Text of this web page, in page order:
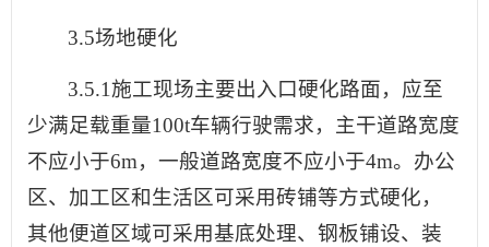
3.5场地硬化
3.5.1施工现场主要出入口硬化路面，应至
少满足载重量100t车辆行驶需求，主干道路宽度
不应小于6m，一般道路宽度不应小于4m。办公
区、加工区和生活区可采用砖铺等方式硬化，
其他便道区域可采用基底处理、钢板铺设、装